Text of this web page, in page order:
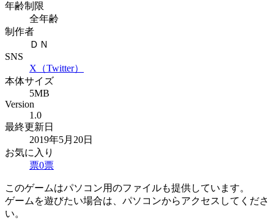
年齢制限
全年齢
制作者
ＤＮ
SNS
X（Twitter）
本体サイズ
5MB
Version
1.0
最終更新日
2019年5月20日
お気に入り
票0票
このゲームはパソコン用のファイルも提供しています。
ゲームを遊びたい場合は、パソコンからアクセスしてくださ
い。